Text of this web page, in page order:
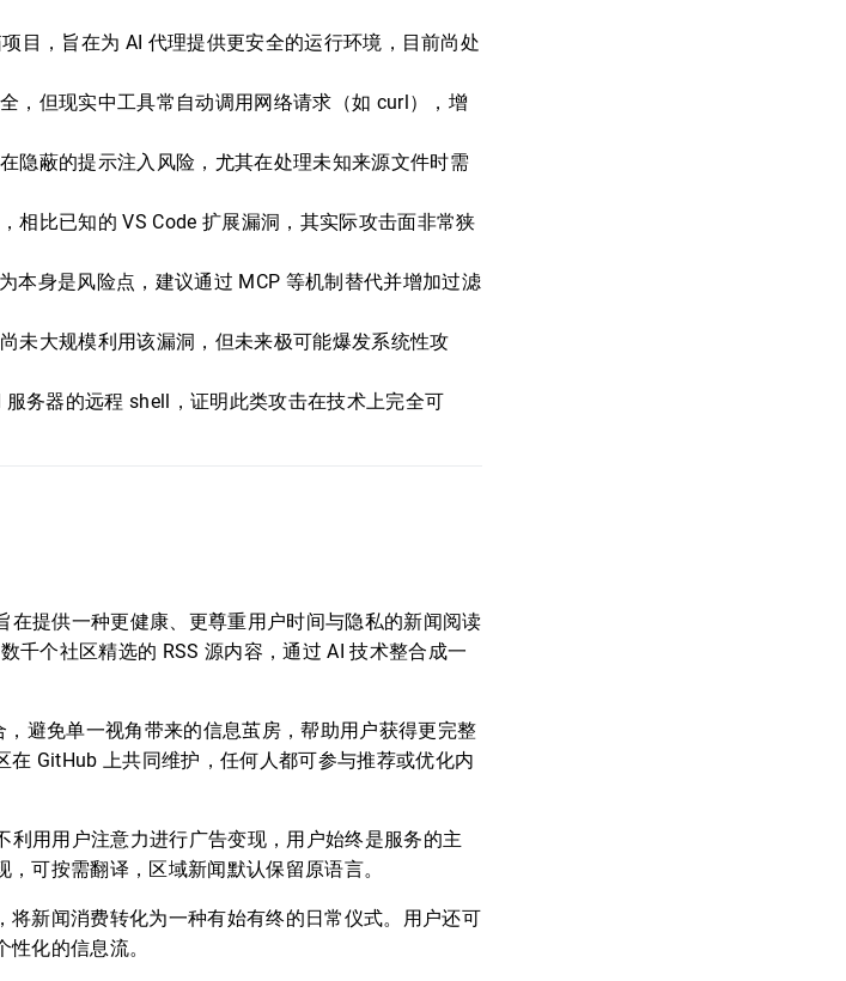
目，旨在为 AI 代理提供更安全的运行环境，目前尚处
，但现实中工具常自动调用网络请求（如 curl），增
隐蔽的提示注入风险，尤其在处理未知来源文件时需
相比已知的 VS Code 扩展漏洞，其实际攻击面非常狭
本身是风险点，建议通过 MCP 等机制替代并增加过滤
未大规模利用该漏洞，但未来极可能爆发系统性攻
务器的远程 shell，证明此类攻击在技术上完全可
提供一种更健康、更尊重用户时间与隐私的新闻阅读
千个社区精选的 RSS 源内容，通过 AI 技术整合成一
避免单一视角带来的信息茧房，帮助用户获得更完整
GitHub 上共同维护，任何人都可参与推荐或优化内
用用户注意力进行广告变现，用户始终是服务的主
可按需翻译，区域新闻默认保留原语言。
新闻消费转化为一种有始有终的日常仪式。用户还可
化的信息流。